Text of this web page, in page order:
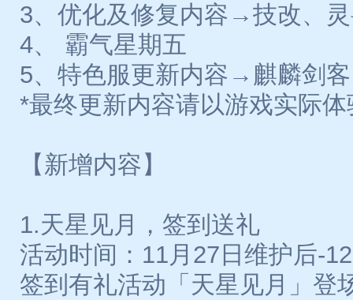
3、优化及修复内容→技改、
4、 霸气星期五
5、特色服更新内容→麒麟剑客
*最终更新内容请以游戏实际
【新增内容】
1.天星见月，签到送礼
活动时间：11月27日维护后-
签到有礼活动「天星见月」登